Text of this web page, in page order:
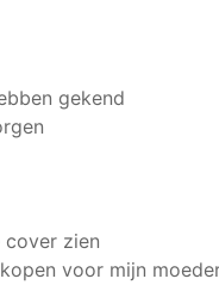
gekend
zien
voor mijn